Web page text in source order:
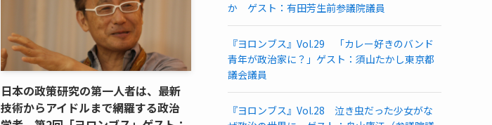
日本の政策研究の第一人者は、最新
技術からアイドルまで網羅する政治
か ゲスト：有田芳生前参議院議員
『ヨロンブス』Vol.29 「カレー好きのバンド
青年が政治家に？」ゲスト：須山たかし東京都
議会議員
『ヨロンブス』Vol.28 泣き虫だった少女がな